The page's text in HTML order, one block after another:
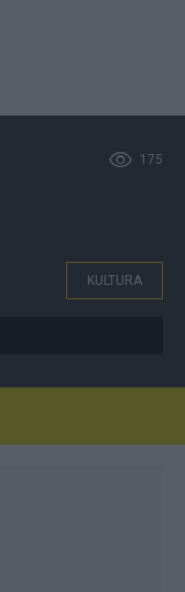
175
KULTURA